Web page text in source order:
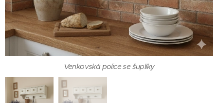
Venkovská police se šuplíky